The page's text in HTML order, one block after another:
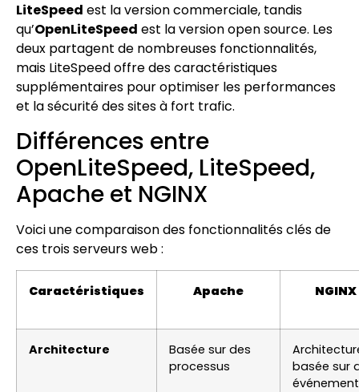
LiteSpeed est la version commerciale, tandis
qu’OpenLiteSpeed est la version open source. Les
deux partagent de nombreuses fonctionnalités,
mais LiteSpeed offre des caractéristiques
supplémentaires pour optimiser les performances
et la sécurité des sites à fort trafic.
Différences entre
OpenLiteSpeed, LiteSpeed,
Apache et NGINX
Voici une comparaison des fonctionnalités clés de
ces trois serveurs web :
Caractéristiques Apache NGINX
Architecture
Basée sur des
processus
basée sur